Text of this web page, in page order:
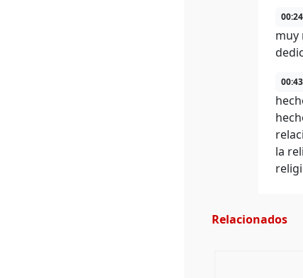
muy
la
Relacionados